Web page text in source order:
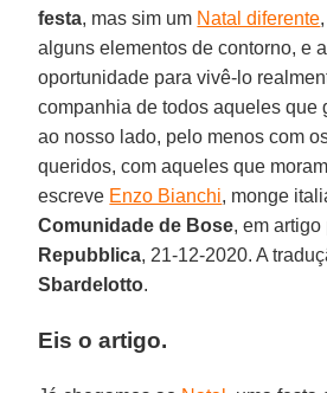
festa, mas sim um Natal diferente
alguns elementos de contorno, e
oportunidade para vivê-lo
companhia de todos aqueles que
ao nosso lado, pelo menos com
queridos, com aqueles que
escreve Enzo Bianchi, monge
Comunidade de Bose, em
Repubblica, 21-12-2020. A
Sbardelotto.
Eis o artigo.